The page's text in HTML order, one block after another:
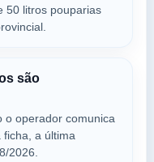
50 litros pouparias
são
o operador comunica
a última
2026.